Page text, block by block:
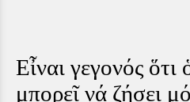
Εἶναι γεγονός
μπορεῖ νά ζήσει